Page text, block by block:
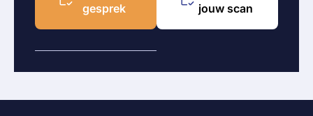
gesprek
jouw scan